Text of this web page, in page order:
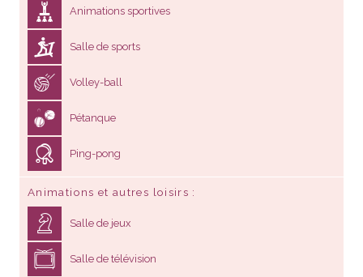
Animations sportives
Salle de sports
Volley-ball
Pétanque
Ping-pong
Animations et autres loisirs
Salle de jeux
Salle de télévision